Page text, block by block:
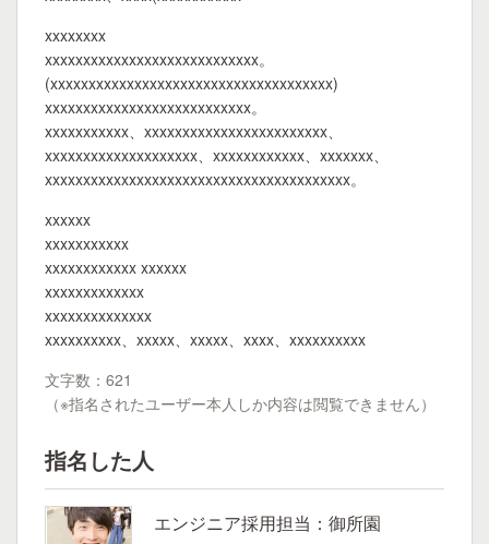
xxxxxxxx
xxxxxxxxxxxxxxxxxxxxxxxxxxxx。
(xxxxxxxxxxxxxxxxxxxxxxxxxxxxxxxxxxxxx)
xxxxxxxxxxxxxxxxxxxxxxxxxxx。
xxxxxxxxxxx、xxxxxxxxxxxxxxxxxxxxxxxx、
xxxxxxxxxxxxxxxxxxxx、xxxxxxxxxxxx、xxxxxxx、
xxxxxxxxxxxxxxxxxxxxxxxxxxxxxxxxxxxxxxxx。
xxxxxx
xxxxxxxxxxx
xxxxxxxxxxxx xxxxxx
xxxxxxxxxxxxx
xxxxxxxxxxxxxx
xxxxxxxxxx、xxxxx、xxxxx、xxxx、xxxxxxxxxx
文字数：621
（※指名されたユーザー本人しか内容は閲覧できません）
指名した人
エンジニア採用担当：御所園